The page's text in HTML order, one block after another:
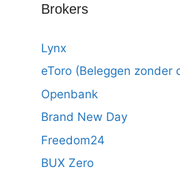
Brokers
Lynx
eToro (Beleggen zonder
Openbank
Brand New Day
Freedom24
BUX Zero